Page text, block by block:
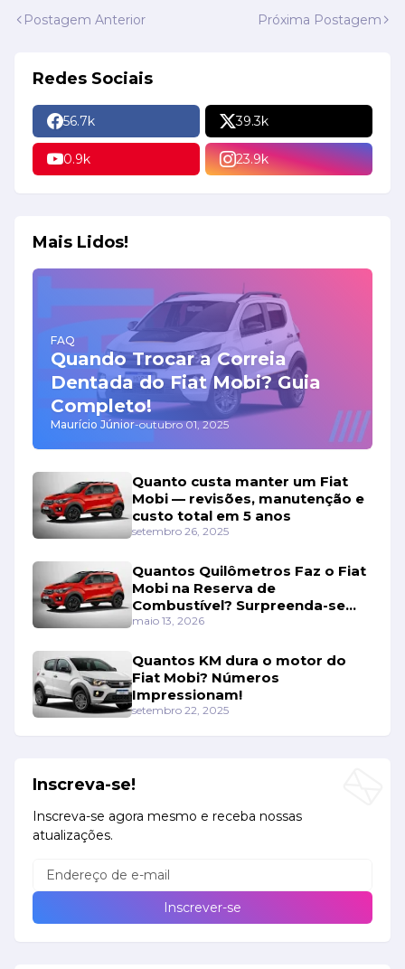
Postagem Anterior Próxima Postagem
Redes Sociais
56.7k 39.3k
0.9k 23.9k
Mais Lidos!
FAQ
Quando Trocar a Correia
Dentada do Fiat Mobi? Guia
Completo!
Maurício Júnior-outubro 01, 2025
Quanto custa manter um Fiat
Mobi — revisões, manutenção e
custo total em 5 anos
setembro 26, 2025
Quantos Quilômetros Faz o Fiat
Mobi na Reserva de
Combustível? Surpreenda-se
Com os Números!
maio 13, 2026
Quantos KM dura o motor do
Fiat Mobi? Números
Impressionam!
setembro 22, 2025
Inscreva-se!
Inscreva-se agora mesmo e receba nossas
atualizações.